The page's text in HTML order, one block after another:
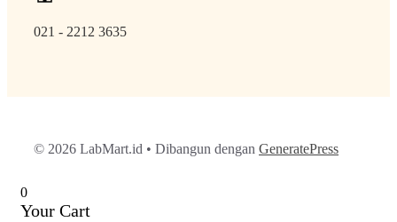
021 - 2212 3635
© 2026 LabMart.id • Dibangun dengan GeneratePress
0
Your Cart